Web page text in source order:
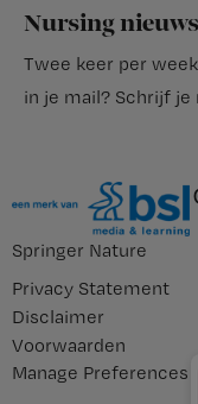
Nursing
Twee keer per
in je mail? Schrijf je
Springer Nature
Privacy Statement
Disclaimer
Voorwaarden
Manage Preferences